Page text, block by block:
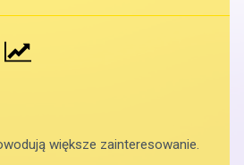
większe zainteresowanie.